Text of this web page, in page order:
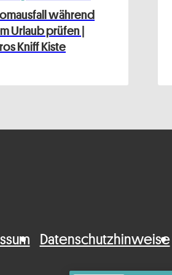
während
Urlaub prüfen |
Kniff Kiste
Datenschutzhinweise